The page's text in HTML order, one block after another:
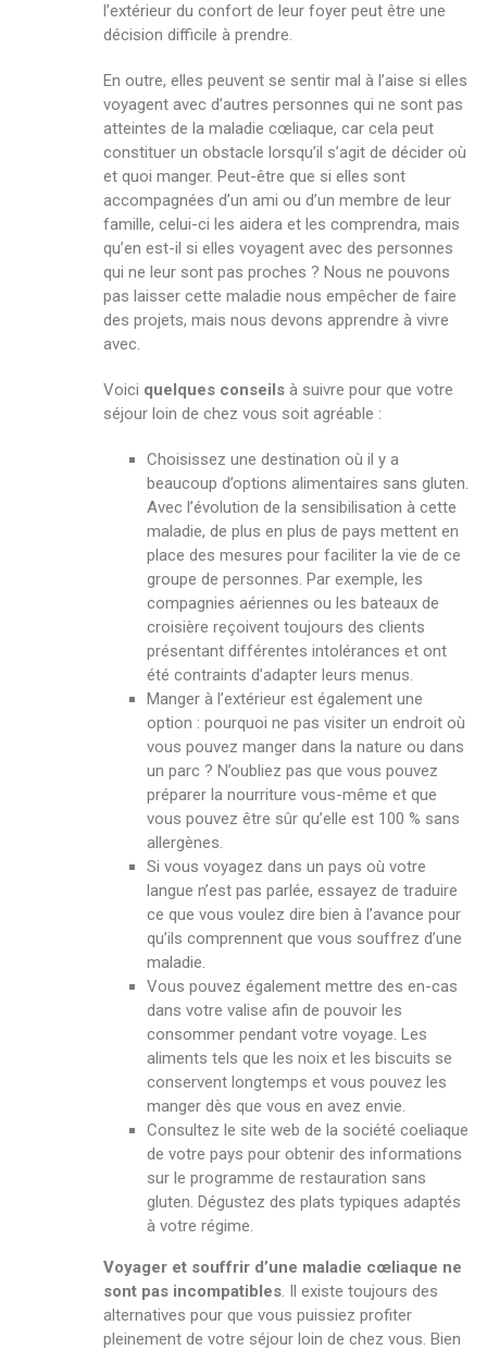
l’extérieur du confort de leur foyer peut être une
décision difficile à prendre.
En outre, elles peuvent se sentir mal à l’aise si elles
voyagent avec d’autres personnes qui ne sont pas
atteintes de la maladie cœliaque, car cela peut
constituer un obstacle lorsqu’il s’agit de décider où
et quoi manger. Peut-être que si elles sont
accompagnées d’un ami ou d’un membre de leur
famille, celui-ci les aidera et les comprendra, mais
qu’en est-il si elles voyagent avec des personnes
qui ne leur sont pas proches ? Nous ne pouvons
pas laisser cette maladie nous empêcher de faire
des projets, mais nous devons apprendre à vivre
avec.
Voici quelques conseils à suivre pour que votre
séjour loin de chez vous soit agréable :
Choisissez une destination où il y a
beaucoup d’options alimentaires sans gluten.
Avec l’évolution de la sensibilisation à cette
maladie, de plus en plus de pays mettent en
place des mesures pour faciliter la vie de ce
groupe de personnes. Par exemple, les
compagnies aériennes ou les bateaux de
croisière reçoivent toujours des clients
présentant différentes intolérances et ont
été contraints d’adapter leurs menus.
Manger à l’extérieur est également une
option : pourquoi ne pas visiter un endroit où
vous pouvez manger dans la nature ou dans
un parc ? N’oubliez pas que vous pouvez
préparer la nourriture vous-même et que
vous pouvez être sûr qu’elle est 100 % sans
allergènes.
Si vous voyagez dans un pays où votre
langue n’est pas parlée, essayez de traduire
ce que vous voulez dire bien à l’avance pour
qu’ils comprennent que vous souffrez d’une
maladie.
Vous pouvez également mettre des en-cas
dans votre valise afin de pouvoir les
consommer pendant votre voyage. Les
aliments tels que les noix et les biscuits se
conservent longtemps et vous pouvez les
manger dès que vous en avez envie.
Consultez le site web de la société coeliaque
de votre pays pour obtenir des informations
sur le programme de restauration sans
gluten. Dégustez des plats typiques adaptés
à votre régime.
Voyager et souffrir d’une maladie cœliaque ne
sont pas incompatibles. Il existe toujours des
alternatives pour que vous puissiez profiter
pleinement de votre séjour loin de chez vous. Bien